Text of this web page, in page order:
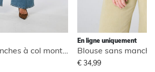
En ligne uniquement
€ 34,99